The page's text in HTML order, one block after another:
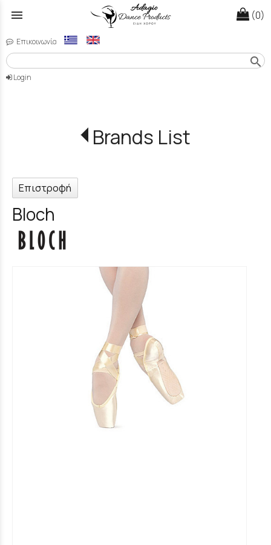
menu (0)
Επικοινωνία
search
Login
Brands List
Επιστροφή
Bloch